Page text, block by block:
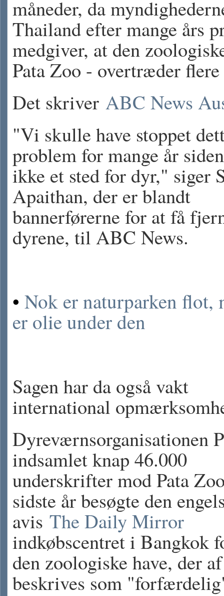
måneder, da
Thailand efter mange års
medgiver, at den
Pata Zoo - overtræder
Det skriver ABC News
"Vi skulle have stoppet
problem for mange år
ikke et sted for dyr," siger
Apaithan, der er blandt
bannerførerne for at få
dyrene, til ABC News.
• Nok er naturparken flot,
er olie under den
Sagen har da også vakt
international
Dyreværnsorganisationen
indsamlet knap 46.000
underskrifter mod Pata
sidste år besøgte den
avis The Daily Mirror
indkøbscentret i Bangkok
den zoologiske have, der
beskrives som